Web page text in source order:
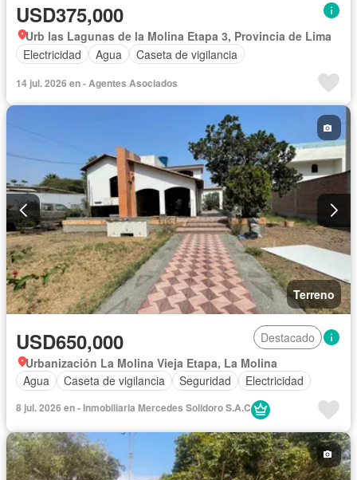
USD375,000
Urb las Lagunas de la Molina Etapa 3, Provincia de Lima
Electricidad
Agua Caseta de vigilancia
14 jul. 2026 en - Agentes Asociados
Terreno
USD650,000
Destacado
Urbanización La Molina Vieja Etapa, La Molina
Agua
Caseta de vigilancia Seguridad Electricidad
8 jul. 2026 en - Inmobiliaria Mercedes Solidoro S.A.C